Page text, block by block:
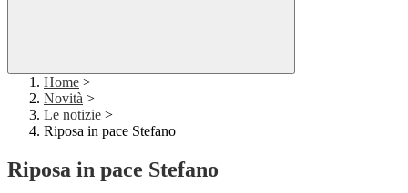
Home >
Novità >
Le notizie >
Riposa in pace Stefano
Riposa in pace Stefano